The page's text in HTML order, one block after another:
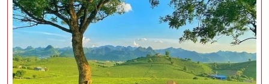
Đến
Thác
Bờ
Du
Lịch